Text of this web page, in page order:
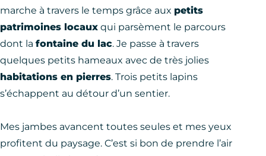
marche à travers le temps grâce aux petits
patrimoines locaux qui parsèment le parcours
dont la fontaine du lac. Je passe à travers
quelques petits hameaux avec de très jolies
habitations en pierres. Trois petits lapins
s’échappent au détour d’un sentier.
Mes jambes avancent toutes seules et mes yeux
profitent du paysage. C’est si bon de prendre l’air